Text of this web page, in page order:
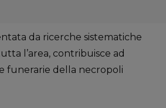
da ricerche sistematiche
l’area, contribuisce ad
funerarie della necropoli